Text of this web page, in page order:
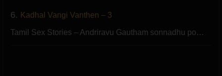
6. Kadhal Vangi Vanthen – 3
Tamil Sex Stories – Andriravu Gautham sonnadhu po…